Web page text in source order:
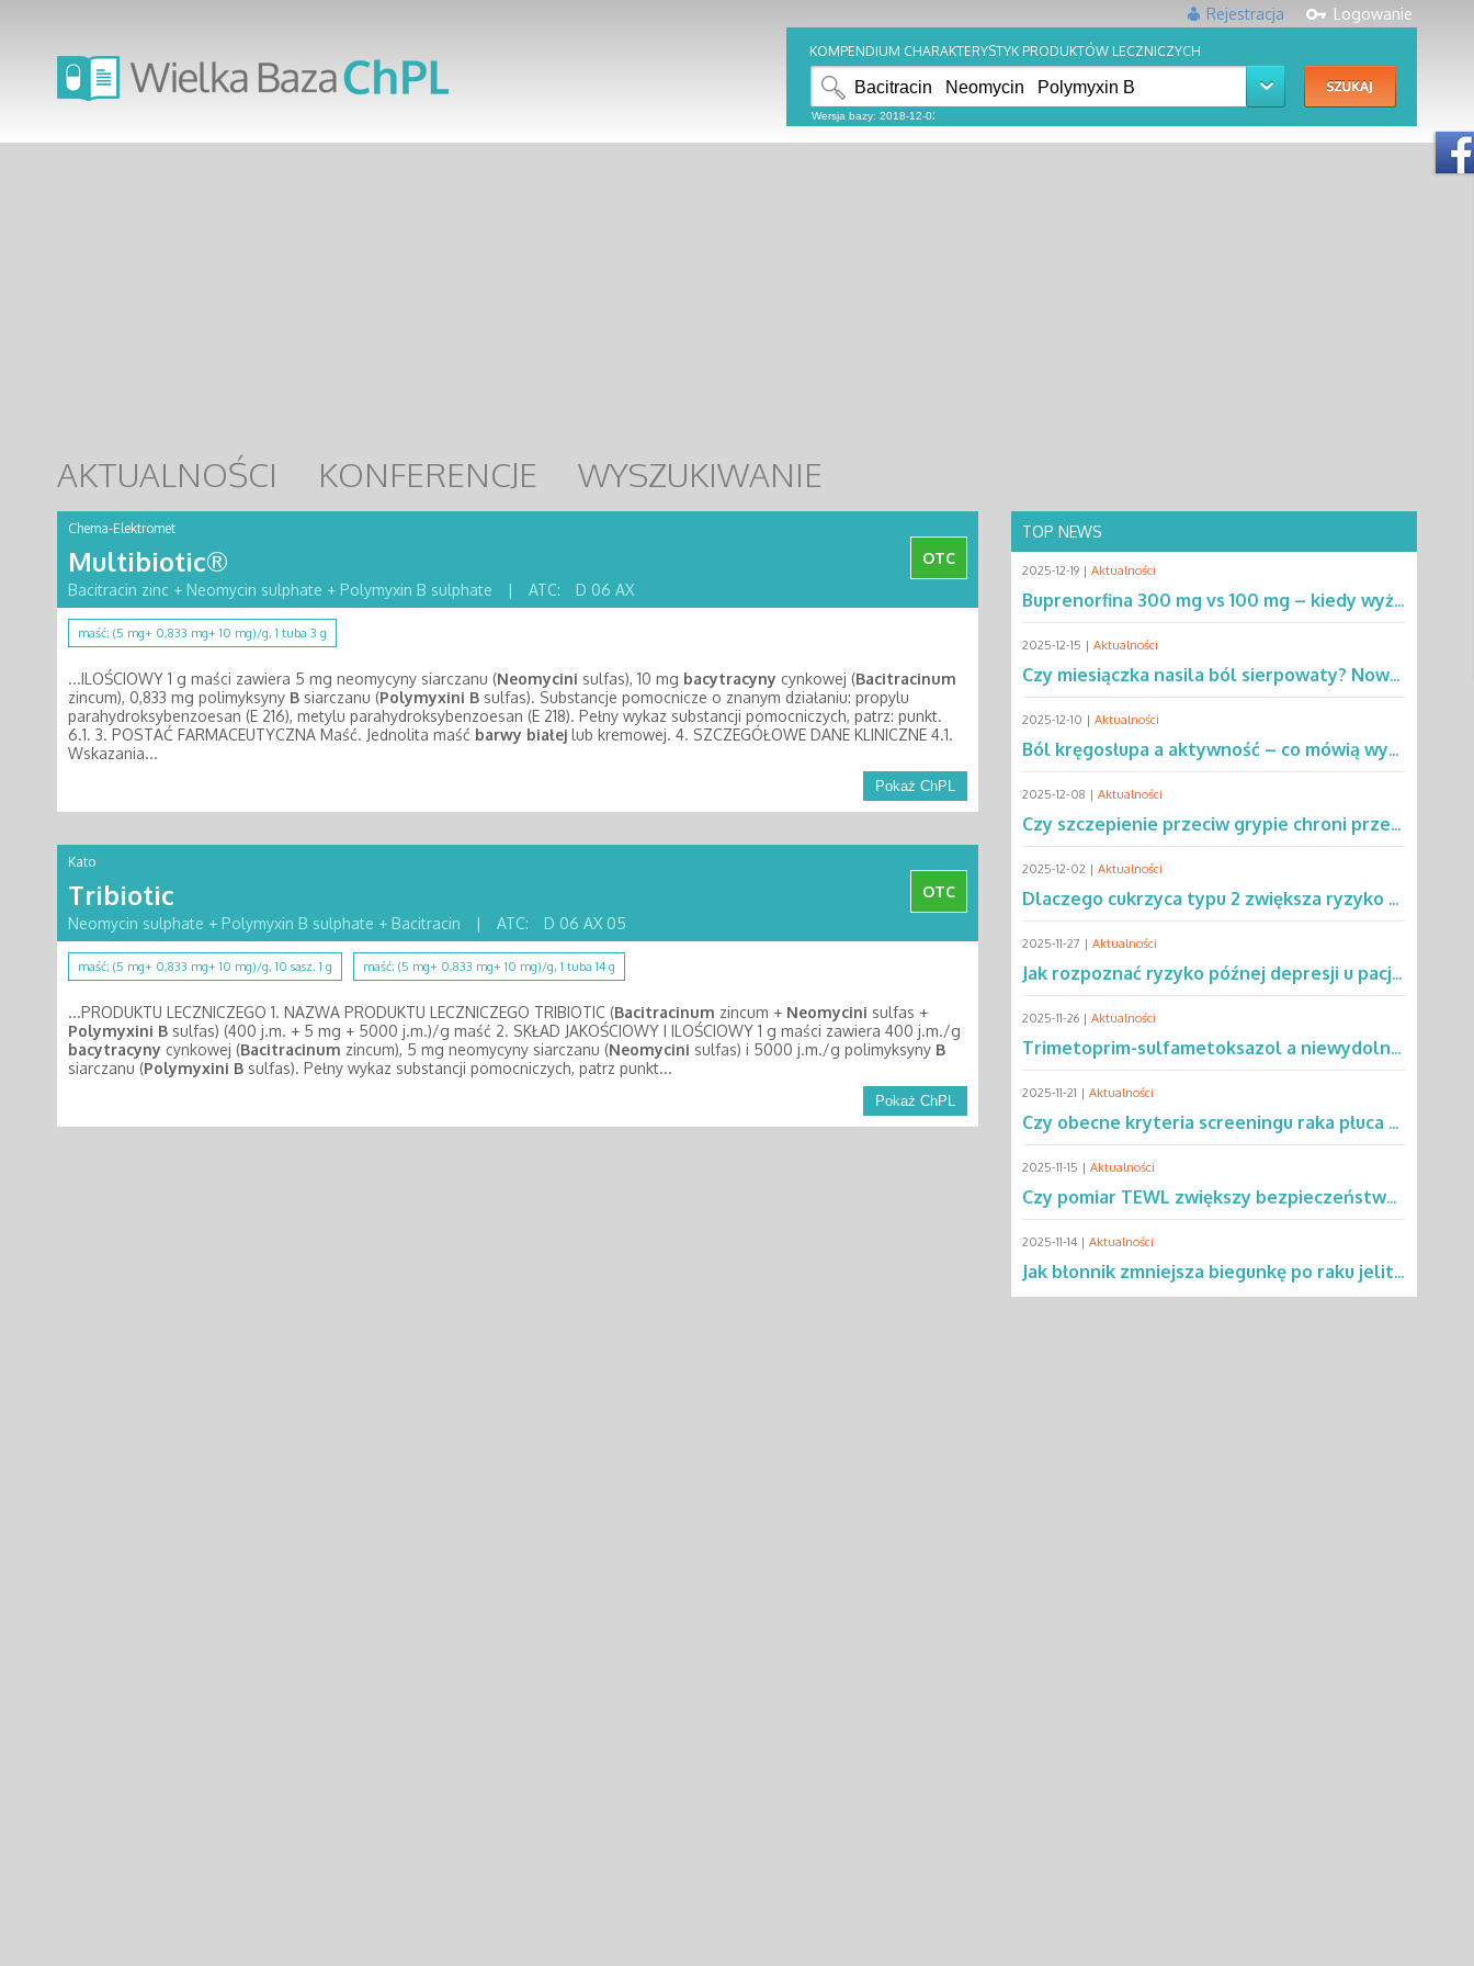
Logowanie
Rejestracja
KOMPENDIUM CHARAKTERYSTYK PRODUKTÓW LECZNICZYCH
AKTUALNOŚCI KONFERENCJE WYSZUKIWANIE
Chema-Elektromet
Multibiotic®
OTC
Bacitracin zinc + Neomycin sulphate + Polymyxin B sulphate
| ATC: D 06 AX
maść; (5 mg+ 0,833 mg+ 10 mg)/g, 1 tuba 3 g
...ILOŚCIOWY 1 g maści zawiera 5 mg neomycyny siarczanu (Neomycini sulfas), 10 mg bacytracyny cynkowej (Bacitracinum
zincum), 0,833 mg polimyksyny B siarczanu (Polymyxini B sulfas). Substancje pomocnicze o znanym działaniu: propylu
parahydroksybenzoesan (E 216), metylu parahydroksybenzoesan (E 218). Pełny wykaz substancji pomocniczych, patrz: punkt.
6.1. 3. POSTAĆ FARMACEUTYCZNA Maść. Jednolita maść barwy białej lub kremowej. 4. SZCZEGÓŁOWE DANE KLINICZNE 4.1.
Wskazania...
Pokaż ChPL
Kato
Tribiotic
OTC
Neomycin sulphate + Polymyxin B sulphate + Bacitracin
| ATC: D 06 AX 05
maść; (5 mg+ 0,833 mg+ 10 mg)/g, 10 sasz. 1 g maść; (5 mg+ 0,833 mg+ 10 mg)/g, 1 tuba 14 g
...PRODUKTU LECZNICZEGO 1. NAZWA PRODUKTU LECZNICZEGO TRIBIOTIC (Bacitracinum zincum + Neomycini sulfas +
Polymyxini B sulfas) (400 j.m. + 5 mg + 5000 j.m.)/g maść 2. SKŁAD JAKOŚCIOWY I ILOŚCIOWY 1 g maści zawiera 400 j.m./g
bacytracyny cynkowej (Bacitracinum zincum), 5 mg neomycyny siarczanu (Neomycini sulfas) i 5000 j.m./g polimyksyny B
siarczanu (Polymyxini B sulfas). Pełny wykaz substancji pomocniczych, patrz punkt...
Pokaż ChPL
TOP NEWS
2025-12-19 | Aktualności
Buprenorfina 300 mg vs 100 mg – kiedy wyższa dawka ma przewagę? Sprawdź!
2025-12-15 | Aktualności
Czy miesiączka nasila ból sierpowaty? Nowe dane zmieniają podejście do SCD
2025-12-10 | Aktualności
Ból kręgosłupa a aktywność – co mówią wyniki rocznej obserwacji?
2025-12-08 | Aktualności
Czy szczepienie przeciw grypie chroni przed chorobą Parkinsona?
2025-12-02 | Aktualności
Dlaczego cukrzyca typu 2 zwiększa ryzyko gruźlicy? Poznaj mechanizmy
2025-11-27 | Aktualności
Jak rozpoznać ryzyko późnej depresji u pacjentów po leczeniu raka?
2025-11-26 | Aktualności
Trimetoprim-sulfametoksazol a niewydolność oddechowa – co mówią dane?
2025-11-21 | Aktualności
Czy obecne kryteria screeningu raka płuca wykluczają 2/3 pacjentów?
2025-11-15 | Aktualności
Czy pomiar TEWL zwiększy bezpieczeństwo testów alergicznych u dzieci?
2025-11-14 | Aktualności
Jak błonnik zmniejsza biegunkę po raku jelita grubego?